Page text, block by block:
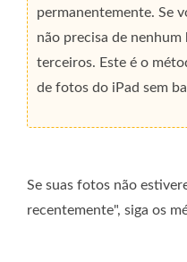
permanentemente. Se
não precisa de
terceiros. Este é o
de fotos do iPad sem
Se suas fotos não
recentemente", siga os